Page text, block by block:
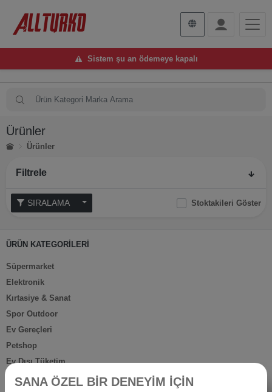
Sistem şu an ödemeye kapalı
Ürünler
Ürünler
Filtrele
Stoktakileri Göster
ÜRÜN KATEGORİLERİ
Süpermarket
Elektronik
Kırtasiye & Sanat
Spor Outdoor
Ev Gereçleri
Petshop
Ev Dışı Tüketim
Kişisel Bakım
SANA ÖZEL BİR DENEYİM İÇİN